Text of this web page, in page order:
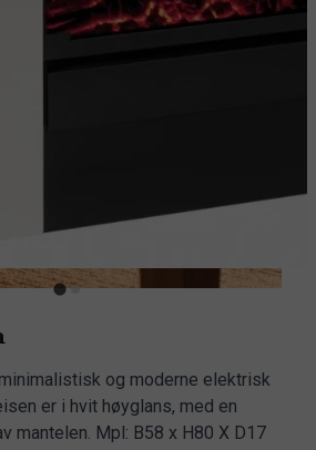
og moderne elektrisk
er i hvit høyglans, med en
mantelen. Mpl: B58 x H80 X D17